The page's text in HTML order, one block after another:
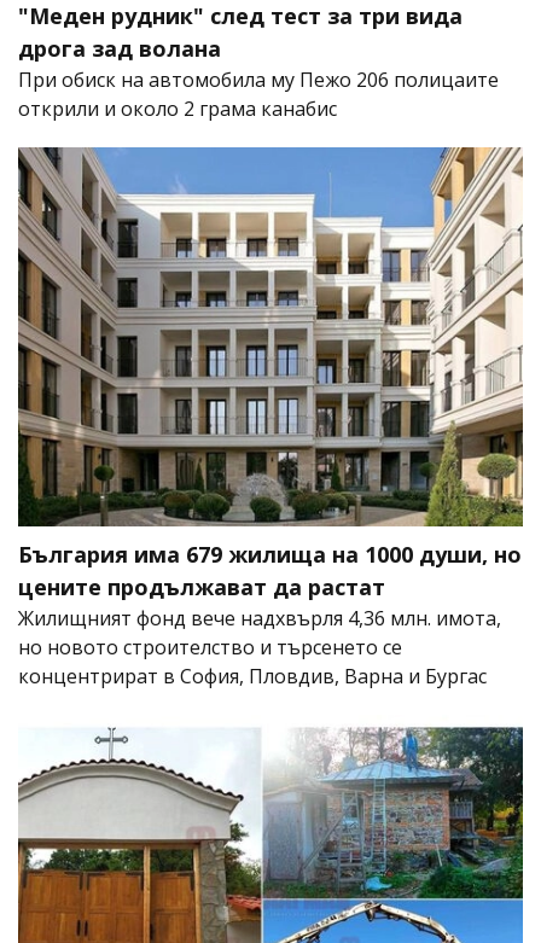
"Меден рудник" след тест за три вида
дрога зад волана
При обиск на автомобила му Пежо 206 полицаите
открили и около 2 грама канабис
България има 679 жилища на 1000 души, но
цените продължават да растат
Жилищният фонд вече надхвърля 4,36 млн. имота,
но новото строителство и търсенето се
концентрират в София, Пловдив, Варна и Бургас